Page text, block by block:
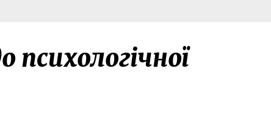
психологічної